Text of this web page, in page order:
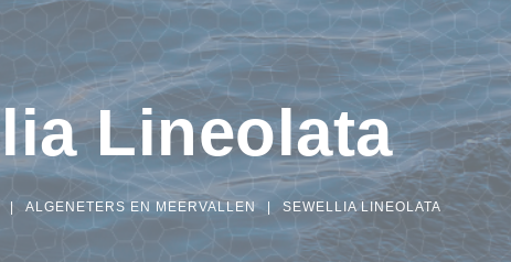
Lineolata
ALGENETERS EN MEERVALLEN SEWELLIA LINEOLATA